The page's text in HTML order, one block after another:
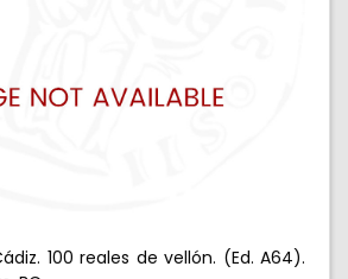
100 reales de vellón. (Ed. A64).